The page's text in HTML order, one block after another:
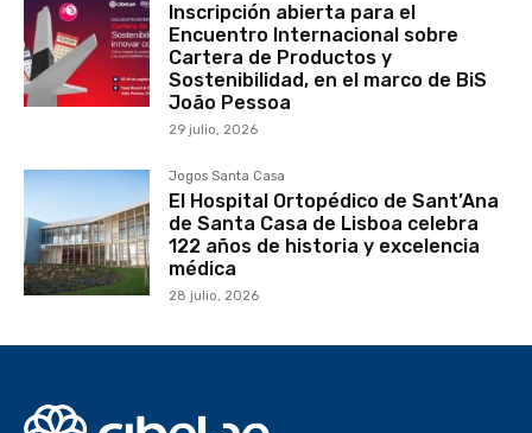
Inscripción abierta para el
Encuentro Internacional sobre
Cartera de Productos y
Sostenibilidad, en el marco de BiS
João Pessoa
29 julio, 2026
Jogos Santa Casa
El Hospital Ortopédico de Sant’Ana
de Santa Casa de Lisboa celebra
122 años de historia y excelencia
médica
28 julio, 2026